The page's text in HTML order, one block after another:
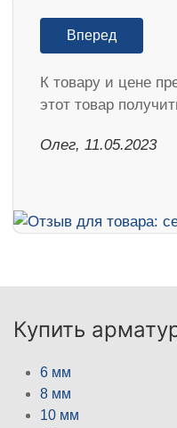
Вперед
К товару и цене
этот товар
Олег, 11.05.2023
Купить
6 мм
8 мм
10 мм